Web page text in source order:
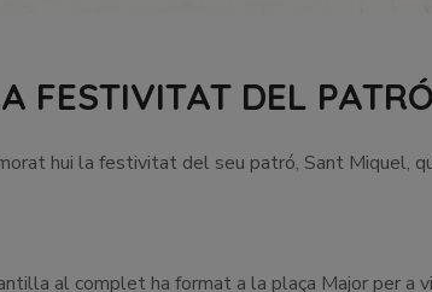
FESTIVITAT DEL
hui la festivitat del seu patró, Sant Miquel,
al complet ha format a la plaça Major per